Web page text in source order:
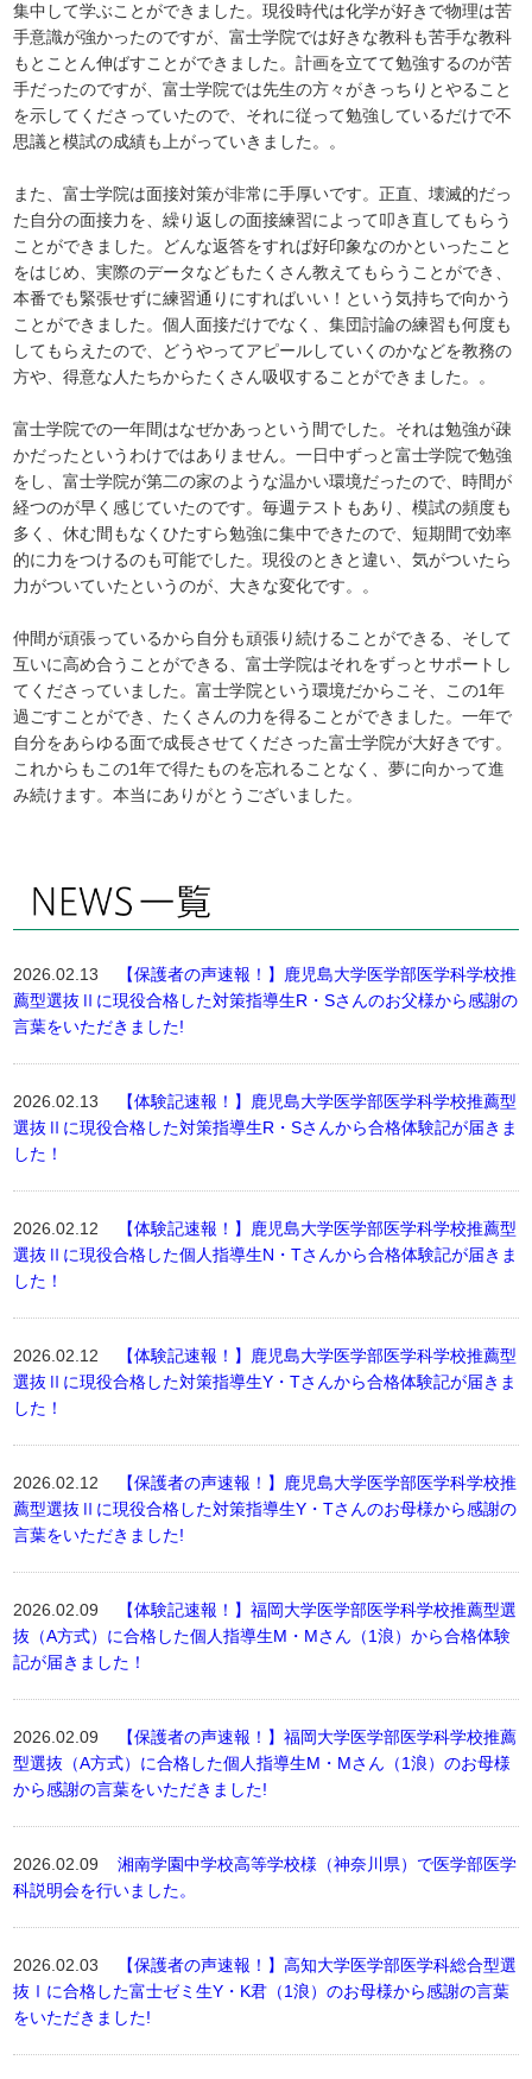
集中して学ぶことができました。現役時代は化学が好きで物理は苦
手意識が強かったのですが、富士学院では好きな教科も苦手な教科
もとことん伸ばすことができました。計画を立てて勉強するのが苦
手だったのですが、富士学院では先生の方々がきっちりとやること
を示してくださっていたので、それに従って勉強しているだけで不
思議と模試の成績も上がっていきました。。
また、富士学院は面接対策が非常に手厚いです。正直、壊滅的だっ
た自分の面接力を、繰り返しの面接練習によって叩き直してもらう
ことができました。どんな返答をすれば好印象なのかといったこと
をはじめ、実際のデータなどもたくさん教えてもらうことができ、
本番でも緊張せずに練習通りにすればいい！という気持ちで向かう
ことができました。個人面接だけでなく、集団討論の練習も何度も
してもらえたので、どうやってアピールしていくのかなどを教務の
方や、得意な人たちからたくさん吸収することができました。。
富士学院での一年間はなぜかあっという間でした。それは勉強が疎
かだったというわけではありません。一日中ずっと富士学院で勉強
をし、富士学院が第二の家のような温かい環境だったので、時間が
経つのが早く感じていたのです。毎週テストもあり、模試の頻度も
多く、休む間もなくひたすら勉強に集中できたので、短期間で効率
的に力をつけるのも可能でした。現役のときと違い、気がついたら
力がついていたというのが、大きな変化です。。
仲間が頑張っているから自分も頑張り続けることができる、そして
互いに高め合うことができる、富士学院はそれをずっとサポートし
てくださっていました。富士学院という環境だからこそ、この1年
過ごすことができ、たくさんの力を得ることができました。一年で
自分をあらゆる面で成長させてくださった富士学院が大好きです。
これからもこの1年で得たものを忘れることなく、夢に向かって進
み続けます。本当にありがとうございました。
2026.02.13
【保護者の声速報！】鹿児島大学医学部医学科学校推
薦型選抜Ⅱに現役合格した対策指導生R・Sさんのお父様から感謝の
言葉をいただきました!
2026.02.13
【体験記速報！】鹿児島大学医学部医学科学校推薦型
選抜Ⅱに現役合格した対策指導生R・Sさんから合格体験記が届きま
した！
2026.02.12
【体験記速報！】鹿児島大学医学部医学科学校推薦型
選抜Ⅱに現役合格した個人指導生N・Tさんから合格体験記が届きま
した！
2026.02.12
【体験記速報！】鹿児島大学医学部医学科学校推薦型
選抜Ⅱに現役合格した対策指導生Y・Tさんから合格体験記が届きま
した！
2026.02.12
【保護者の声速報！】鹿児島大学医学部医学科学校推
薦型選抜Ⅱに現役合格した対策指導生Y・Tさんのお母様から感謝の
言葉をいただきました!
2026.02.09
【体験記速報！】福岡大学医学部医学科学校推薦型選
抜（A方式）に合格した個人指導生M・Mさん（1浪）から合格体験
記が届きました！
2026.02.09
【保護者の声速報！】福岡大学医学部医学科学校推薦
型選抜（A方式）に合格した個人指導生M・Mさん（1浪）のお母様
から感謝の言葉をいただきました!
2026.02.09湘南学園中学校高等学校様（神奈川県）で医学部医学
科説明会を行いました。
2026.02.03
【保護者の声速報！】高知大学医学部医学科総合型選
抜Ⅰに合格した富士ゼミ生Y・K君（1浪）のお母様から感謝の言葉
をいただきました!